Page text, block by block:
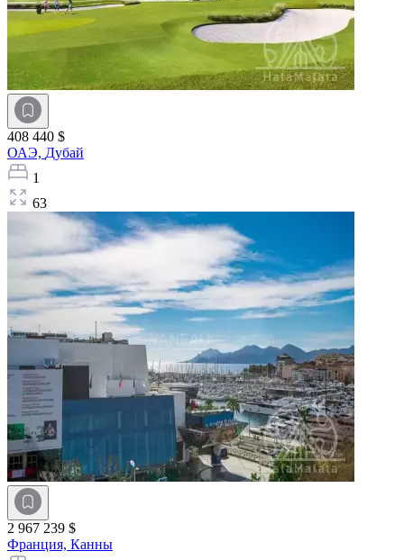
408 440 $
ОАЭ, Дубай
1
63
2 967 239 $
Франция, Канны